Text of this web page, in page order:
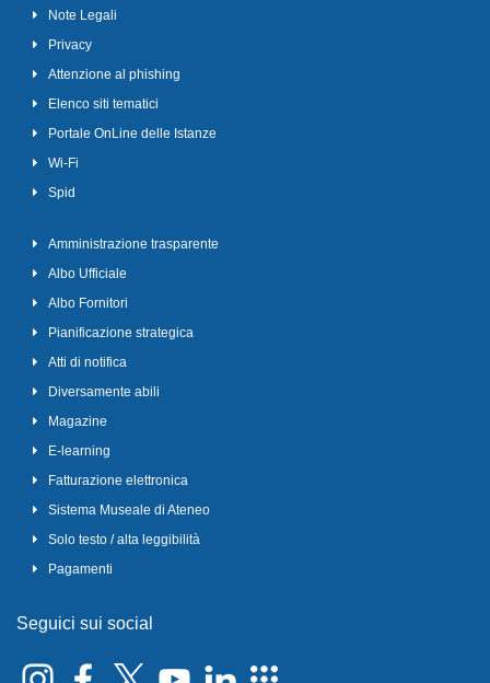
Note Legali
Privacy
Attenzione al phishing
Elenco siti tematici
Portale OnLine delle Istanze
Wi-Fi
Spid
Amministrazione trasparente
Albo Ufficiale
Albo Fornitori
Pianificazione strategica
Atti di notifica
Diversamente abili
Magazine
E-learning
Fatturazione elettronica
Sistema Museale di Ateneo
Solo testo / alta leggibilità
Pagamenti
Seguici sui social